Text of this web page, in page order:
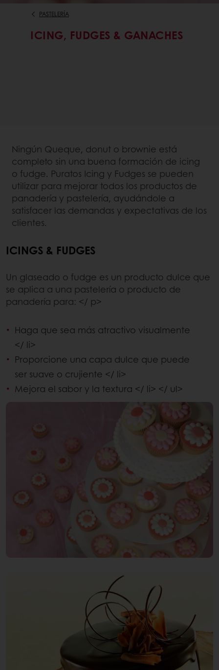
PASTELERÍA
ICING, FUDGES & GANACHES
Ningún Queque, donut o brownie está
completo sin una buena formación de icing
o fudge. Puratos Icing y Fudges se pueden
utilizar para mejorar todos los productos de
panadería y pastelería, ayudándole a
satisfacer las demandas y expectativas de los
clientes.
ICINGS & FUDGES
Un glaseado o fudge es un producto dulce que
se aplica a una pastelería o producto de
panadería para: </ p>
Haga que sea más atractivo visualmente
</ li>
Proporcione una capa dulce que puede
ser suave o crujiente </ li>
Mejora el sabor y la textura </ li> </ ul>